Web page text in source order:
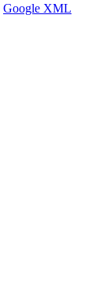
Google XML